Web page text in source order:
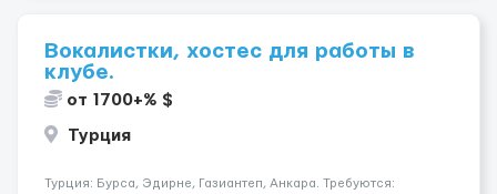
Вокалистки, хостес для работы в
клубе.
от 1700+% $
Турция
Турция: Бурса, Эдирне, Газиантеп, Анкара. Требуются: